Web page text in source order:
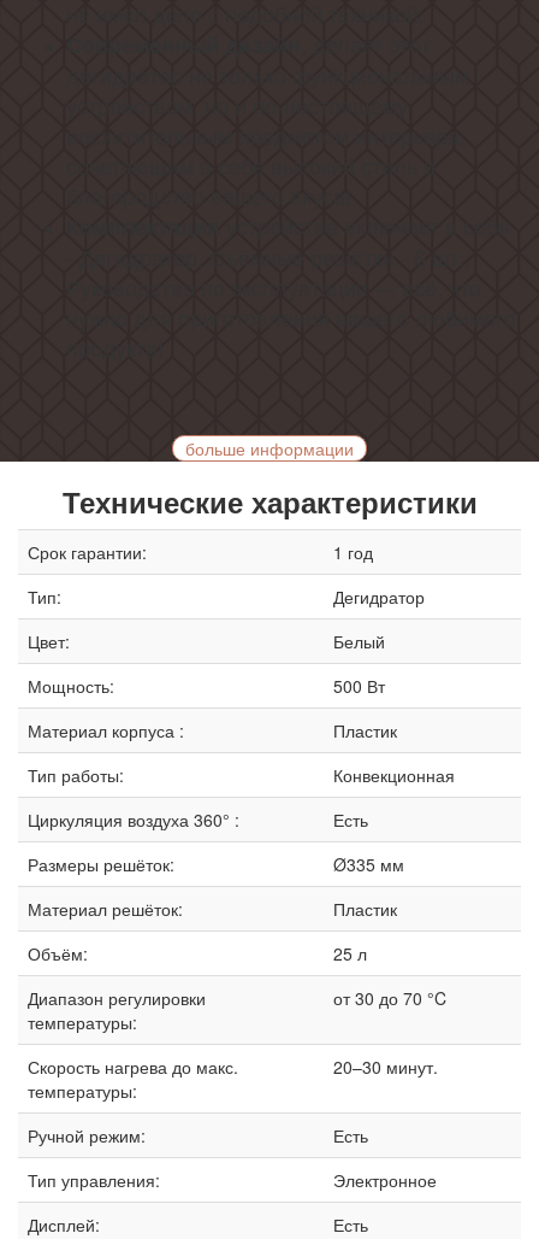
больше информации
Технические характеристики
Срок гарантии:
1 год
Тип:
Дегидратор
Цвет:
Белый
Мощность:
500 Вт
Материал корпуса :
Пластик
Тип работы:
Конвекционная
Циркуляция воздуха 360° :
Есть
Размеры решёток:
Ø335 мм
Материал решёток:
Пластик
Объём:
25 л
Диапазон регулировки
температуры:
от 30 до 70 °C
Скорость нагрева до макс.
температуры:
20–30 минут.
Ручной режим:
Есть
Тип управления:
Электронное
Дисплей:
Есть